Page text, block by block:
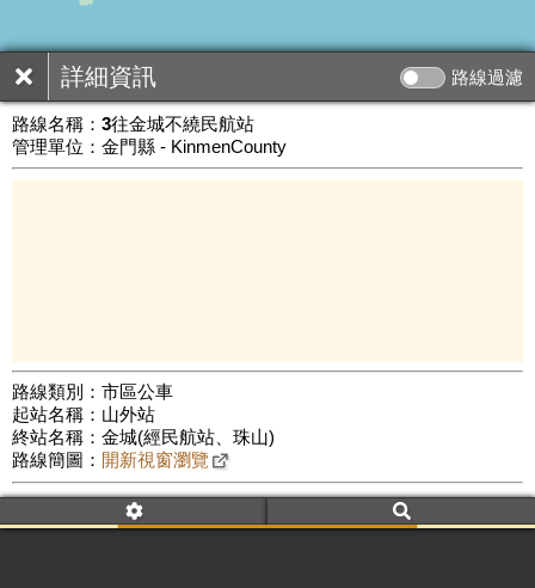
詳細資訊 路線過濾
路線名稱： 3往金城不繞民航站
管理單位：金門縣 - KinmenCounty
路線類別：市區公車
起站名稱：山外站
終站名稱：金城(經民航站、珠山)
路線簡圖： 開新視窗瀏覽
附屬名稱：3往金城不繞民航站
車頭描述：3往金城不繞民航站
公車數量: 累計8096、上線6830